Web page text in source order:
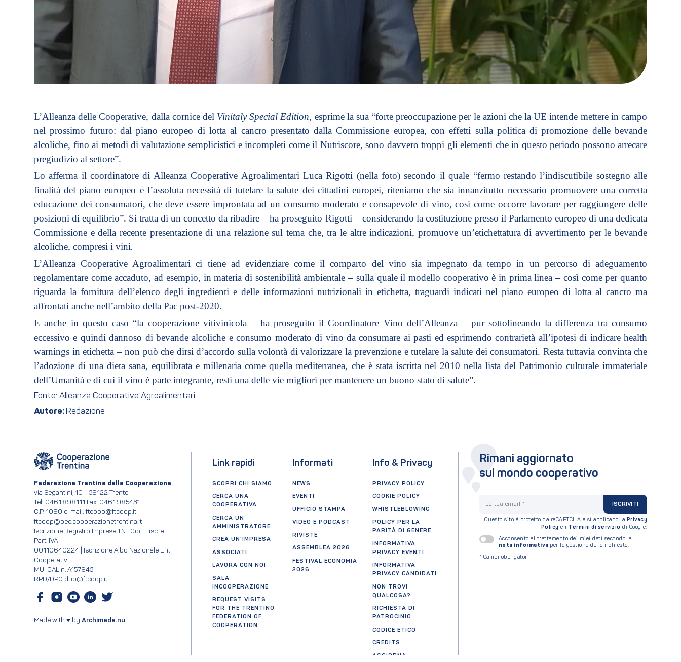
L’Alleanza delle Cooperative, dalla cornice del Vinitaly Special Edition, esprime la sua “forte preoccupazione per le azioni che la UE intende mettere in campo
nel prossimo futuro: dal piano europeo di lotta al cancro presentato dalla Commissione europea, con effetti sulla politica di promozione delle bevande
alcoliche, fino ai metodi di valutazione semplicistici e incompleti come il Nutriscore, sono davvero troppi gli elementi che in questo periodo possono arrecare
pregiudizio al settore”.
Lo afferma il coordinatore di Alleanza Cooperative Agroalimentari Luca Rigotti (nella foto) secondo il quale “fermo restando l’indiscutibile sostegno alle
finalità del piano europeo e l’assoluta necessità di tutelare la salute dei cittadini europei, riteniamo che sia innanzitutto necessario promuovere una corretta
educazione dei consumatori, che deve essere improntata ad un consumo moderato e consapevole di vino, così come occorre lavorare per raggiungere delle
posizioni di equilibrio”. Si tratta di un concetto da ribadire – ha proseguito Rigotti – considerando la costituzione presso il Parlamento europeo di una dedicata
Commissione e della recente presentazione di una relazione sul tema che, tra le altre indicazioni, promuove un’etichettatura di avvertimento per le bevande
alcoliche, compresi i vini.
L’Alleanza Cooperative Agroalimentari ci tiene ad evidenziare come il comparto del vino sia impegnato da tempo in un percorso di adeguamento
regolamentare come accaduto, ad esempio, in materia di sostenibilità ambientale – sulla quale il modello cooperativo è in prima linea – così come per quanto
riguarda la fornitura dell’elenco degli ingredienti e delle informazioni nutrizionali in etichetta, traguardi indicati nel piano europeo di lotta al cancro ma
affrontati anche nell’ambito della Pac post-2020.
E anche in questo caso “la cooperazione vitivinicola – ha proseguito il Coordinatore Vino dell’Alleanza – pur sottolineando la differenza tra consumo
eccessivo e quindi dannoso di bevande alcoliche e consumo moderato di vino da consumare ai pasti ed esprimendo contrarietà all’ipotesi di indicare health
warnings in etichetta – non può che dirsi d’accordo sulla volontà di valorizzare la prevenzione e tutelare la salute dei consumatori. Resta tuttavia convinta che
l’adozione di una dieta sana, equilibrata e millenaria come quella mediterranea, che è stata iscritta nel 2010 nella lista del Patrimonio culturale immateriale
dell’Umanità e di cui il vino è parte integrante, resti una delle vie migliori per mantenere un buono stato di salute”.
Fonte: Alleanza Cooperative Agroalimentari
Autore: Redazione
Federazione Trentina della Cooperazione
via Segantini, 10 - 38122 Trento
Tel: 0461.898111 Fax: 0461.985431
C.P. 1080 e-mail: ftcoop@ftcoop.it
ftcoop@pec.cooperazionetrentina.it
Iscrizione Registro Imprese TN | Cod. Fisc. e
Part. IVA
00110640224 | Iscrizione Albo Nazionale Enti
Cooperativi
MU-CAL n. A157943
RPD/DPO dpo@ftcoop.it
Made with ♥ by Archimede.nu
Link rapidi
SCOPRI CHI SIAMO
CERCA UNA
COOPERATIVA
CERCA UN
AMMINISTRATORE
CREA UN'IMPRESA
ASSOCIATI
LAVORA CON NOI
SALA
INCOOPERAZIONE
REQUEST VISITS
FOR THE TRENTINO
FEDERATION OF
COOPERATION
Informati
NEWS
EVENTI
UFFICIO STAMPA
VIDEO E PODCAST
RIVISTE
ASSEMBLEA 2026
FESTIVAL ECONOMIA
2026
Info & Privacy
PRIVACY POLICY
COOKIE POLICY
WHISTLEBLOWING
POLICY PER LA
PARITÀ DI GENERE
INFORMATIVA
PRIVACY EVENTI
INFORMATIVA
PRIVACY CANDIDATI
NON TROVI
QUALCOSA?
RICHIESTA DI
PATROCINIO
CODICE ETICO
CREDITS
AGGIORNA
Rimani aggiornato
sul mondo cooperativo
ISCRIVITI
Questo sito è protetto da reCAPTCHA e si applicano la Privacy
Policy e i Termini di servizio di Google.
Acconsento al trattamento dei miei dati secondo la
nota informativa per la gestione della richiesta.
* Campi obbligatori